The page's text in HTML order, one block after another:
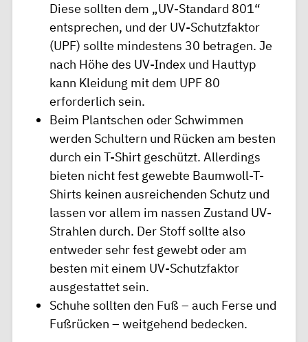
Diese sollten dem „UV-Standard 801“
entsprechen, und der UV-Schutzfaktor
(UPF) sollte mindestens 30 betragen. Je
nach Höhe des UV-Index und Hauttyp
kann Kleidung mit dem UPF 80
erforderlich sein.
Beim Plantschen oder Schwimmen
werden Schultern und Rücken am besten
durch ein T-Shirt geschützt. Allerdings
bieten nicht fest gewebte Baumwoll-T-
Shirts keinen ausreichenden Schutz und
lassen vor allem im nassen Zustand UV-
Strahlen durch. Der Stoff sollte also
entweder sehr fest gewebt oder am
besten mit einem UV-Schutzfaktor
ausgestattet sein.
Schuhe sollten den Fuß – auch Ferse und
Fußrücken – weitgehend bedecken.